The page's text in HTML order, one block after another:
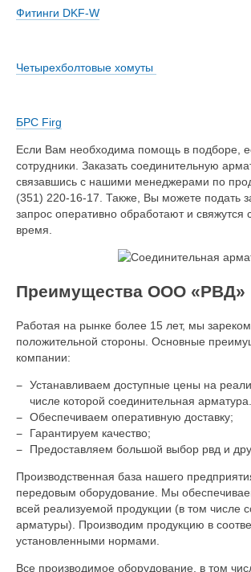
Фитинги DKF-W
Четырехболтовые хомуты
БРС Firg
Если Вам необходима помощь в подборе,
сотрудники. Заказать соединительную
связавшись с нашими менеджерами по
(351) 220-16-17. Также, Вы можете подать
запрос оперативно обработают и
время.
Преимущества ООО «РВД»
Работая на рынке более 15 лет, мы
положительной стороны. Основные
компании:
Устанавливаем доступные цены на
числе которой соединительная арматура.
Обеспечиваем оперативную доставку;
Гарантируем качество;
Предоставляем большой выбор рвд и
Производственная база нашего
передовым оборудование. Мы
всей реализуемой продукции (в том числе
арматуры). Производим продукцию в
установленными нормами.
Все производимое оборудование, в том